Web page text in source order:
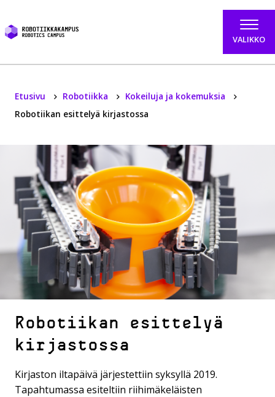
VALIKKO
Etusivu Robotiikka
Kokeiluja ja kokemuksia
Robotiikan esittelyä kirjastossa
Robotiikan esittelyä
kirjastossa
Kirjaston iltapäivä järjestettiin syksyllä 2019.
Tapahtumassa esiteltiin riihimäkeläisten